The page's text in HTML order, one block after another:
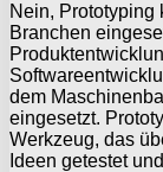
Nein, Prototyping
Branchen
dem
eingesetzt.
Werkzeug, das
Ideen getestet